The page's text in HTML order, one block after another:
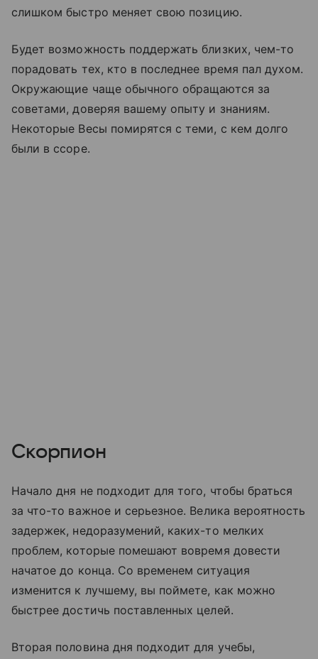
слишком быстро меняет свою позицию.
Будет возможность поддержать близких, чем-то
порадовать тех, кто в последнее время пал духом.
Окружающие чаще обычного обращаются за
советами, доверяя вашему опыту и знаниям.
Некоторые Весы помирятся с теми, с кем долго
были в ссоре.
Скорпион
Начало дня не подходит для того, чтобы браться
за что-то важное и серьезное. Велика вероятность
задержек, недоразумений, каких-то мелких
проблем, которые помешают вовремя довести
начатое до конца. Со временем ситуация
изменится к лучшему, вы поймете, как можно
быстрее достичь поставленных целей.
Вторая половина дня подходит для учебы,